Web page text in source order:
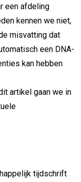
een afdeling
kennen we niet,
misvatting dat
een DNA-
kan hebben
artikel gaan we in
tijdschrift